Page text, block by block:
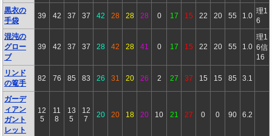
黒衣の
手袋
39 42 37 37 42 28 28 28 0 17 15 22 20 55 1.0
理1
6
混沌の
グロー
ブ
39 42 37 37 28 42 28 41 0 17 15 22 20 55 1.0
理1
6信
16
リンド
の篭手
82 76 85 83 26 31 20 26 2 27 37 15 15 85 3.1
ガーデ
ィアン
ガント
レット
12
5
11
8
13
5
12
7
20 20 18 20 10 21 27 0 0 90 6.2